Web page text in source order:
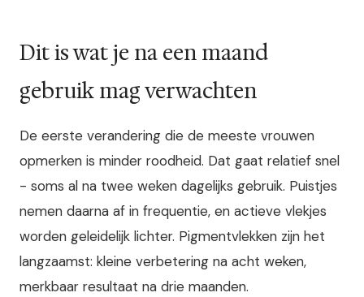
Dit is wat je na een maand
gebruik mag verwachten
De eerste verandering die de meeste vrouwen
opmerken is minder roodheid. Dat gaat relatief snel
- soms al na twee weken dagelijks gebruik. Puistjes
nemen daarna af in frequentie, en actieve vlekjes
worden geleidelijk lichter. Pigmentvlekken zijn het
langzaamst: kleine verbetering na acht weken,
merkbaar resultaat na drie maanden.